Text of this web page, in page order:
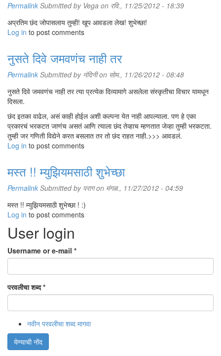
Permalink Submitted by Vega on रवि., 11/25/2012 - 18:39
अप्रतिम छंद जोपासलाय तुम्ही! खूप आवडला लेख! शुभेच्छा!
Log in to post comments
नुसते दिवे जमवणंच नाही तर
Permalink Submitted by नंदिनीon सोम., 11/26/2012 - 08:48
नुसते दिवे जमवणंच नाही तर त्या प्रत्येक दिव्यामागे असलेला संस्कृतीचा विचार यामधून
दिसला.
छंद इतका वाढेल, असं काही होईल अशी कल्पना येत नाही आपल्याला. पण हे एका
प्रकारचं भरकटत जाणंच असतं आणि त्याला छंद तेव्हाच म्हणतात जेव्हा तुम्ही भरकटता.
तुम्ही जर गणिती विद्येने करत बसलात तर तो छंद राहत नाही.>>> आवडलं.
Log in to post comments
मस्त !! म्युझियमसाठी शुभेच्छा
Permalink Submitted by परागon मंगळ., 11/27/2012 - 04:59
मस्त !! म्युझियमसाठी शुभेच्छा ! :)
Log in to post comments
User login
Username or e-mail *
परवलीचा शब्द*
नवीन परवलीचा शब्द मागवा
येण्याची नोंद